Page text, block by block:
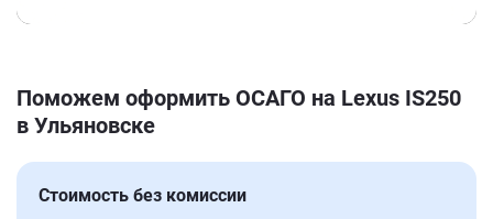
Поможем оформить ОСАГО на Lexus IS250
в Ульяновске
Стоимость без комиссии